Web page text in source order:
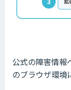
公式の障害情報
のブラウザ環境